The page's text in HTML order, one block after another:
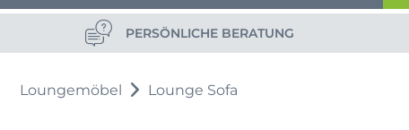
PERSÖNLICHE BERATUNG
Loungemöbel Lounge Sofa